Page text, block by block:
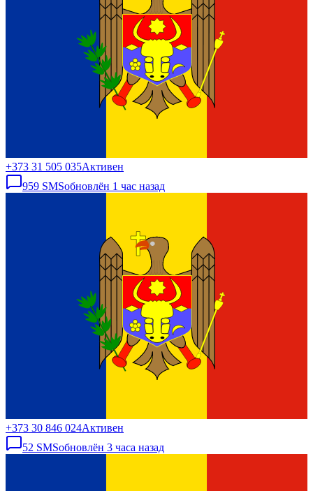
+373 31 505 035Активен
959 SMSобновлён 1 час назад
+373 30 846 024Активен
52 SMSобновлён 3 часа назад